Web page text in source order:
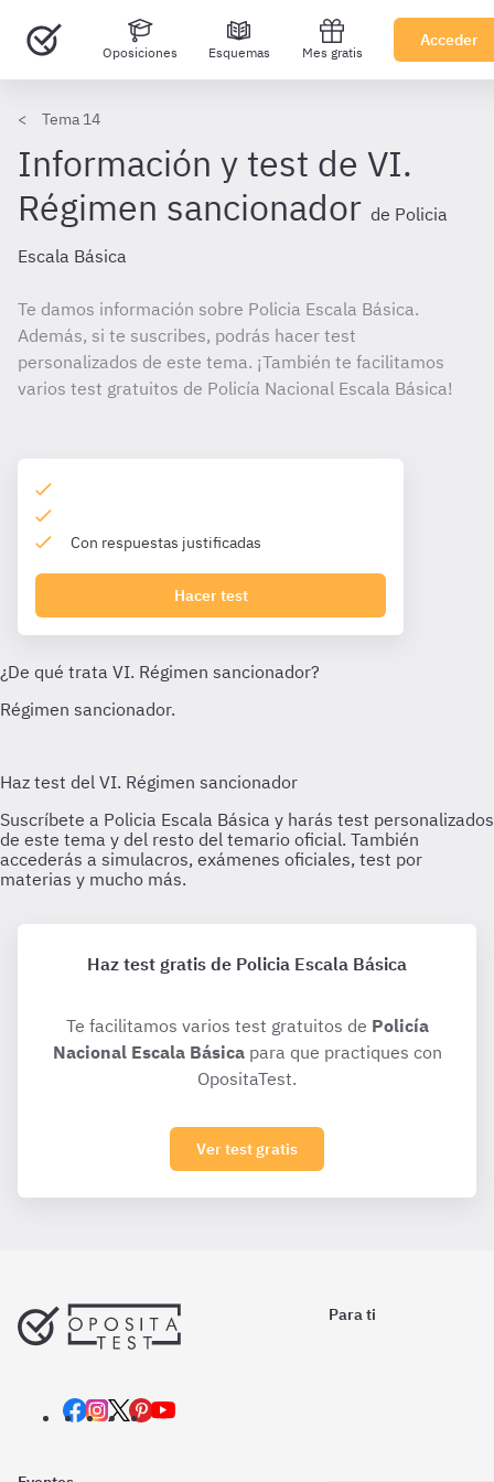
Oposiciones Esquemas Mes gratis
Acceder
Tema 14
Información y test de VI.
Régimen sancionador de Policia
Escala Básica
Te damos información sobre Policia Escala Básica.
Además, si te suscribes, podrás hacer test
personalizados de este tema. ¡También te facilitamos
varios test gratuitos de Policía Nacional Escala Básica!
Con respuestas justificadas
Hacer test
Haz test gratis de Policia Escala Básica
Te facilitamos varios test gratuitos de Policía
Nacional Escala Básicapara que practiques con
OpositaTest.
Ver test gratis
Para ti